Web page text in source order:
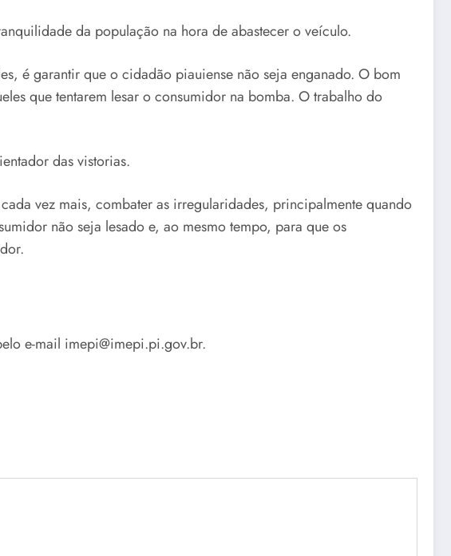
da população na hora de abastecer o veículo.
é garantir que o cidadão piauiense não seja enganado. O bom
que tentarem lesar o consumidor na bomba. O trabalho do
das vistorias.
vez mais, combater as irregularidades, principalmente quando
não seja lesado e, ao mesmo tempo, para que os
e-mail imepi@imepi.pi.gov.br.